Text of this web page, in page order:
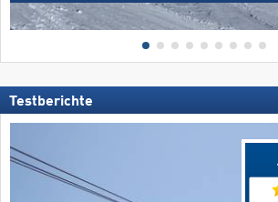
Testberichte